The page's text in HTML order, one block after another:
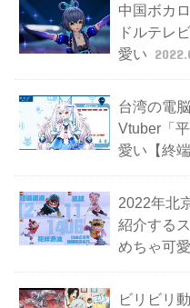
中国ボカ
ドルテレ
愛い
台湾の電
Vtuber「
愛い【終
2022年北
紹介する
めちゃ可
ビリビリ